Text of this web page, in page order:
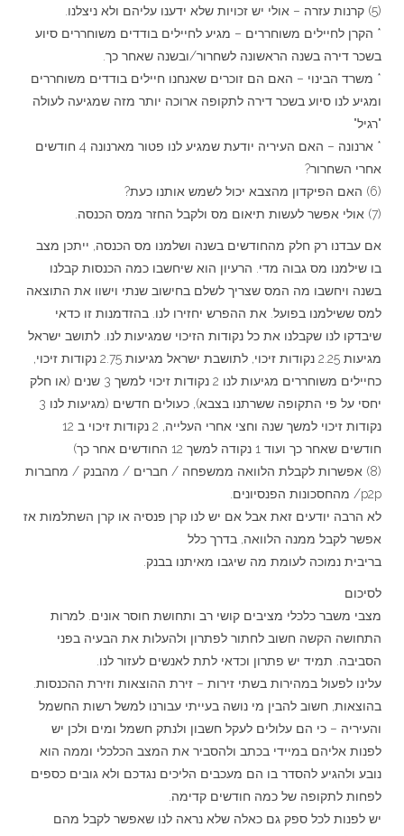
(5) קרנות עזרה – אולי יש זכויות שלא ידענו עליהם ולא ניצלנו.
* הקרן לחיילים משוחררים – מגיע לחיילים בודדים משוחררים סיוע
בשכר דירה בשנה הראשונה לשחרור/ובשנה שאחר כך.
* משרד הבינוי – האם הם זוכרים שאנחנו חיילים בודדים משוחררים
ומגיע לנו סיוע בשכר דירה לתקופה ארוכה יותר מזה שמגיעה לעולה
"רגיל"
* ארנונה – האם העיריה יודעת שמגיע לנו פטור מארנונה 4 חודשים
אחרי השחרור?
(6) האם הפיקדון מהצבא יכול לשמש אותנו כעת?
(7) אולי אפשר לעשות תיאום מס ולקבל החזר ממס הכנסה.
אם עבדנו רק חלק מהחודשים בשנה ושלמנו מס הכנסה, ייתכן מצב
בו שילמנו מס גבוה מדי. הרעיון הוא שיחשבו כמה הכנסות קבלנו
בשנה ויחשבו מה המס שצריך לשלם בחישוב שנתי וישוו את התוצאה
למס ששילמנו בפועל. את ההפרש יחזירו לנו. בהזדמנות זו כדאי
שיבדקו לנו שקבלנו את כל נקודות הזיכוי שמגיעות לנו. לתושב ישראל
מגיעות 2.25 נקודות זיכוי, לתושבת ישראל מגיעות 2.75 נקודות זיכוי,
כחיילים משוחררים מגיעות לנו 2 נקודות זיכוי למשך 3 שנים (או חלק
יחסי על פי התקופה ששרתנו בצבא), כעולים חדשים (מגיעות לנו 3
נקודות זיכוי למשך שנה וחצי אחרי העלייה, 2 נקודות זיכוי ב 12
חודשים שאחר כך ועוד 1 נקודה למשך 12 החודשים אחר כך)
(8) אפשרות לקבלת הלוואה ממשפחה / חברים / מהבנק / מחברות
p2p/ מהחסכונות הפנסיונים.
לא הרבה יודעים זאת אבל אם יש לנו קרן פנסיה או קרן השתלמות אז
אפשר לקבל ממנה הלוואה, בדרך כלל
בריבית נמוכה לעומת מה שיגבו מאיתנו בבנק.
לסיכום
מצבי משבר כלכלי מציבים קושי רב ותחושת חוסר אונים. למרות
התחושה הקשה חשוב לחתור לפתרון ולהעלות את הבעיה בפני
הסביבה. תמיד יש פתרון וכדאי לתת לאנשים לעזור לנו.
עלינו לפעול במהירות בשתי זירות – זירת ההוצאות וזירת ההכנסות.
בהוצאות, חשוב להבין מי נושה בעייתי עבורנו למשל רשות החשמל
והעיריה – כי הם עלולים לעקל חשבון ולנתק חשמל ומים ולכן יש
לפנות אליהם במיידי בכתב ולהסביר את המצב הכלכלי וממה הוא
נובע ולהגיע להסדר בו הם מעכבים הליכים נגדכם ולא גובים כספים
לפחות לתקופה של כמה חודשים קדימה.
יש לפנות לכל ספק גם כאלה שלא נראה לנו שאפשר לקבל מהם